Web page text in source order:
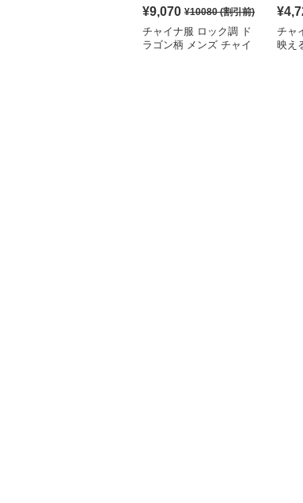
¥9,070 ¥10080(割引前)
チャイナ服 ロック調 ド
ラゴン柄 メンズ チャイ
¥
チャ
映え